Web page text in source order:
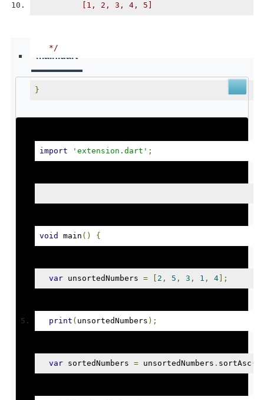
[1, 2, 3, 4, 5]
*/
}
main.dart
import 'extension.dart' ;
void main () {
var unsortedNumbers = 2 , 5 , 3 , 1 , 4];
print ( unsortedNumbers );
var sortedNumbers = unsortedNumbers . sortAsc